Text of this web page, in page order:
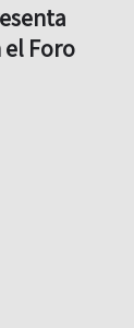
el Foro